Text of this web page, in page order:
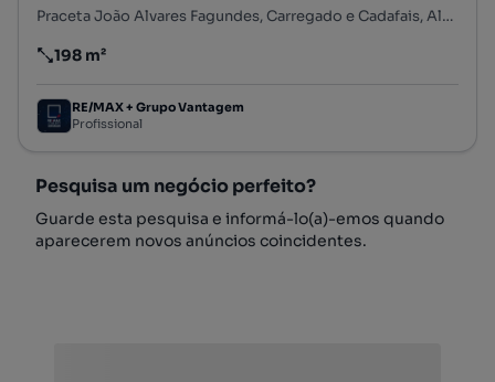
Praceta João Alvares Fagundes, Carregado e Cadafais, Alenquer, Lisboa
Preço por metro quadrado
198 m²
RE/MAX + Grupo Vantagem
Profissional
Pesquisa um negócio perfeito?
Guarde esta pesquisa e informá-lo(a)-emos quando
aparecerem novos anúncios coincidentes.